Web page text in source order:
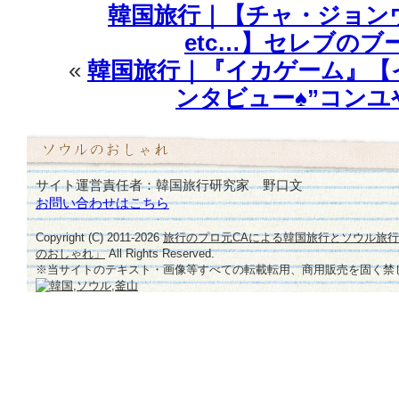
は
韓国旅行｜【チャ・ジョ
etc…】セレブのブ
« 韓国旅行｜『イカゲーム』
ンタビュー♠︎”コン
サイト運営責任者：韓国旅行研究家 野口文
お問い合わせはこちら
Copyright (C) 2011-2026旅行のプロ元CAによる韓国旅行とソウル旅
のおしゃれ」All Rights Reserved.
※当サイトのテキスト・画像等すべての転載転用、商用販売を固く禁